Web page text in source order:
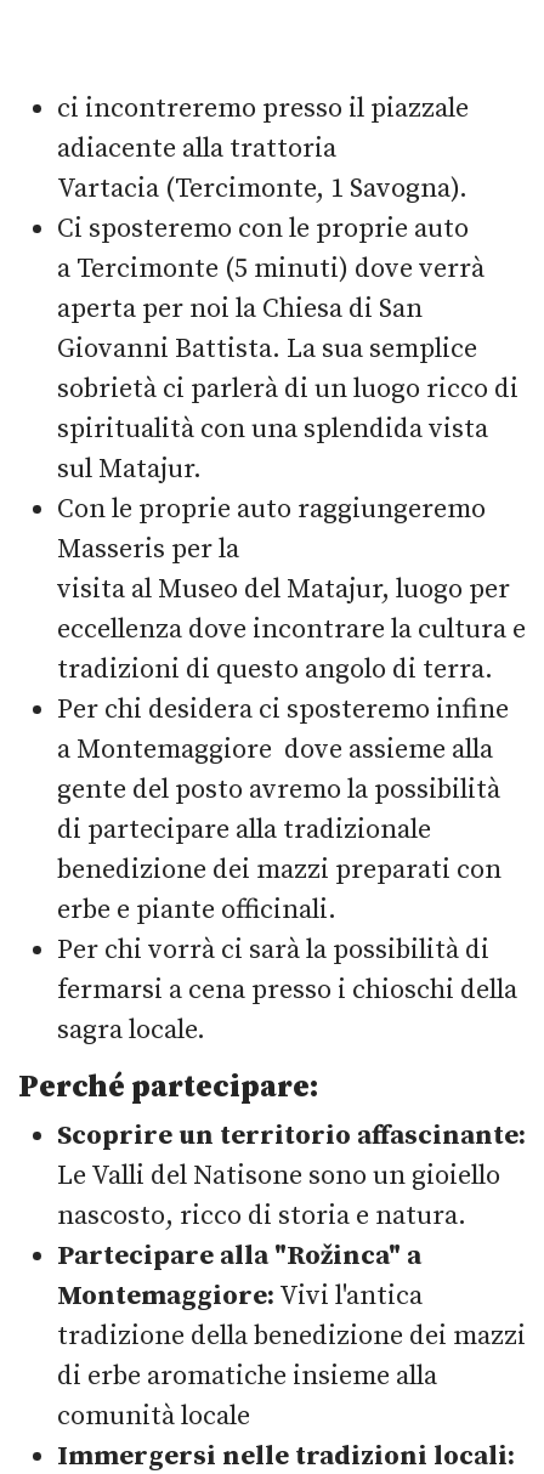
ci incontreremo presso il piazzale
adiacente alla trattoria
Vartacia (Tercimonte, 1 Savogna).
Ci sposteremo con le proprie auto
a Tercimonte (5 minuti) dove verrà
aperta per noi la Chiesa di San
Giovanni Battista. La sua semplice
sobrietà ci parlerà di un luogo ricco di
spiritualità con una splendida vista
sul Matajur.
Con le proprie auto raggiungeremo
Masseris per la
visita al Museo del Matajur, luogo per
eccellenza dove incontrare la cultura e
tradizioni di questo angolo di terra.
Per chi desidera ci sposteremo infine
a Montemaggiore dove assieme alla
gente del posto avremo la possibilità
di partecipare alla tradizionale
benedizione dei mazzi preparati con
erbe e piante officinali.
Per chi vorrà ci sarà la possibilità di
fermarsi a cena presso i chioschi della
sagra locale.
Perché partecipare:
Scoprire un territorio affascinante:
Le Valli del Natisone sono un gioiello
nascosto, ricco di storia e natura.
Partecipare alla "Rožinca" a
Montemaggiore: Vivi l'antica
tradizione della benedizione dei mazzi
di erbe aromatiche insieme alla
comunità locale
Immergersi nelle tradizioni locali: